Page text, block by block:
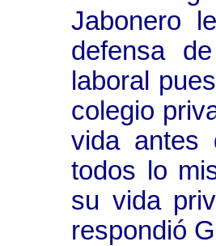
Jabonero
defensa
laboral
colegio
vida antes
todos lo
su vida
respondió